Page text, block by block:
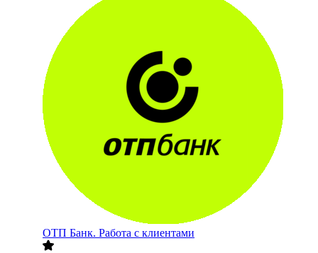
ОТП Банк. Работа с клиентами